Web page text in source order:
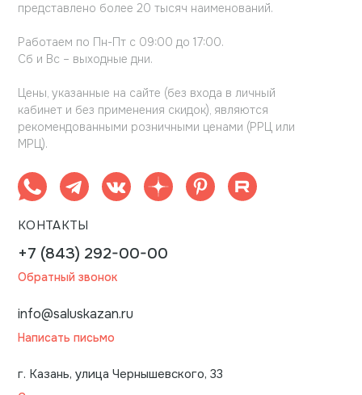
представлено более 20 тысяч наименований.
Работаем по Пн-Пт с 09:00 до 17:00.
Сб и Вс – выходные дни.
Цены, указанные на сайте (без входа в личный
кабинет и без применения скидок), являются
рекомендованными розничными ценами (РРЦ или
МРЦ).
КОНТАКТЫ
+7 (843) 292-00-00
Обратный звонок
info@saluskazan.ru
Написать письмо
г. Казань, улица Чернышевского, 33